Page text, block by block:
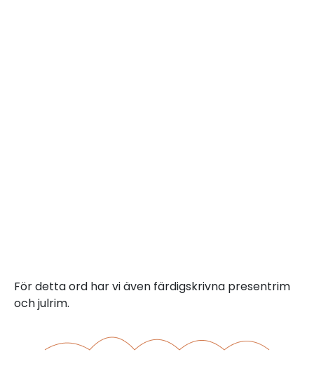
För detta ord har vi även färdigskrivna presentrim
och julrim.